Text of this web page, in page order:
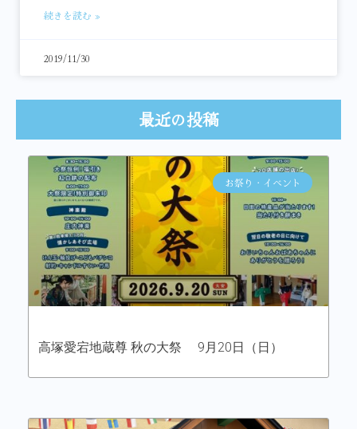
続きを読む »
2019/11/30
最近の投稿
お祭り・イベント
高塚愛宕地蔵尊 秋の大祭 9月20日（日）